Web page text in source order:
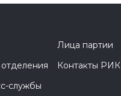
Лица партии
Контакты РИК
службы